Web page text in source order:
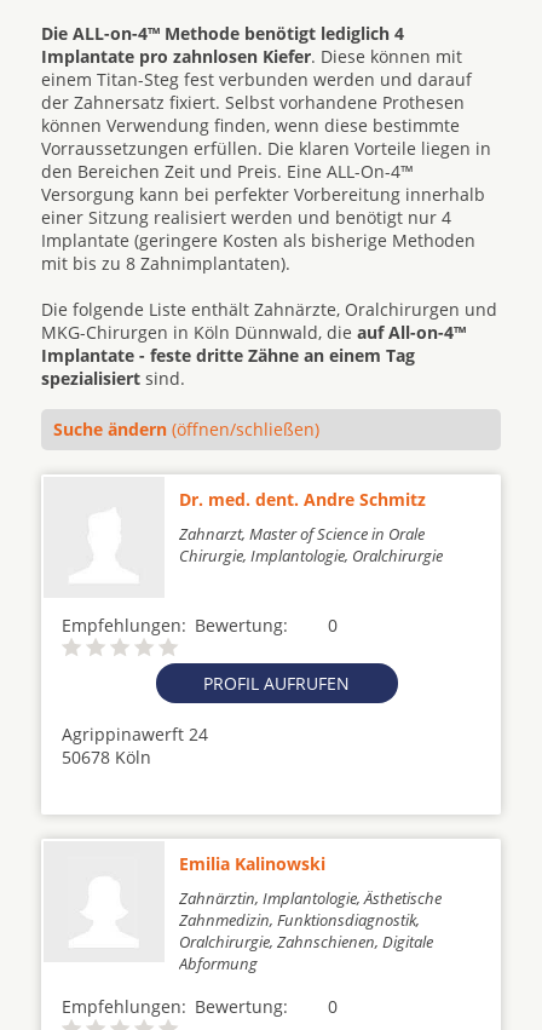
Die ALL-on-4™ Methode benötigt lediglich 4
Implantate pro zahnlosen Kiefer. Diese können mit
einem Titan-Steg fest verbunden werden und darauf
der Zahnersatz fixiert. Selbst vorhandene Prothesen
können Verwendung finden, wenn diese bestimmte
Vorraussetzungen erfüllen. Die klaren Vorteile liegen in
den Bereichen Zeit und Preis. Eine ALL-On-4™
Versorgung kann bei perfekter Vorbereitung innerhalb
einer Sitzung realisiert werden und benötigt nur 4
Implantate (geringere Kosten als bisherige Methoden
mit bis zu 8 Zahnimplantaten).
Die folgende Liste enthält Zahnärzte, Oralchirurgen und
MKG-Chirurgen in Köln Dünnwald, die auf All-on-4™
Implantate - feste dritte Zähne an einem Tag
spezialisiert sind.
Suche ändern (öffnen/schließen)
Dr. med. dent. Andre Schmitz
Zahnarzt, Master of Science in Orale
Chirurgie, Implantologie, Oralchirurgie
Empfehlungen: 0
Bewertung:
PROFIL AUFRUFEN
Agrippinawerft 24
50678 Köln
Emilia Kalinowski
Zahnärztin, Implantologie, Ästhetische
Zahnmedizin, Funktionsdiagnostik,
Oralchirurgie, Zahnschienen, Digitale
Abformung
Empfehlungen: 0
Bewertung: